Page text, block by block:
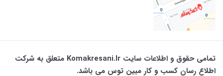
تمامی حقوق و اطلاعات سایت Komakresani.ir متعلق به شرکت
اطلاع رسان کسب و کار مبین توس می باشد.